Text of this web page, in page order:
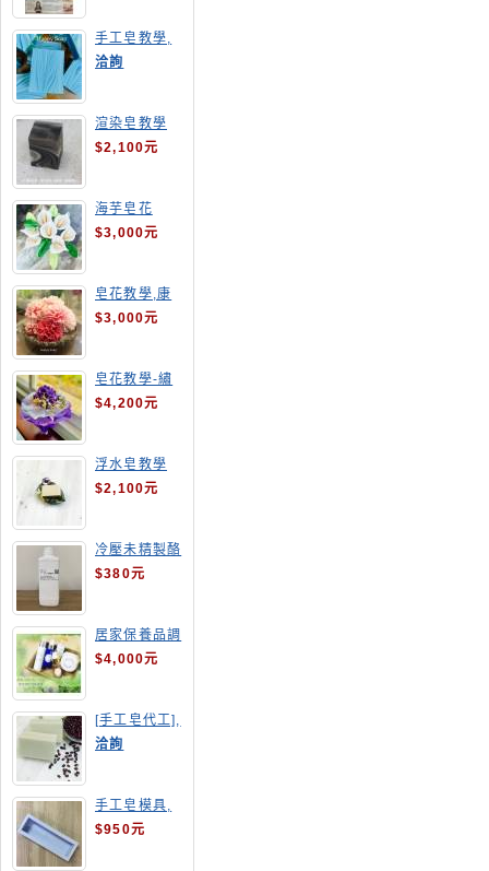
手工皂教學,
手工皂當月課
程,渲染皂
洽詢
渲染皂教學
$2,100元
海芋皂花
$3,000元
皂花教學,康
乃馨
$3,000元
皂花教學-繡
球花皂花束
$4,200元
浮水皂教學
$2,100元
冷壓未精製酪
梨油
$380元
居家保養品調
配班
$4,000元
[手工皂代工],
酒粕皂
洽詢
手工皂模具,
長方形吐司模
$950元